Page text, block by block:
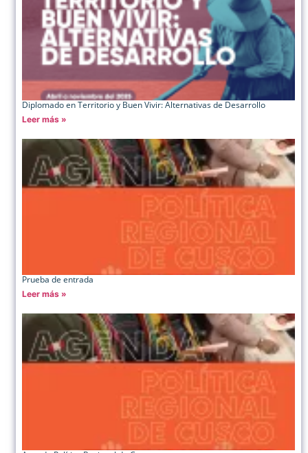
Diplomado en Territorio y Buen Vivir: Alternativas de Desarrollo
Leer más »
Prueba de entrada
Leer más »